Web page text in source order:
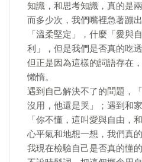
知識，和思考知識，真的是兩
而多少次，我們嘴裡急著蹦
「溫柔堅定」，什麼「愛與
利」，但是我們是否真的吃
但正是因為這樣的詞語存在
懶惰。
遇到自己解決不了的問題，
沒用，他還是哭」；遇到和
「你不懂，這叫愛與自由，
心平氣和地想一想，我們真
我現在檢驗自己是否真的懂